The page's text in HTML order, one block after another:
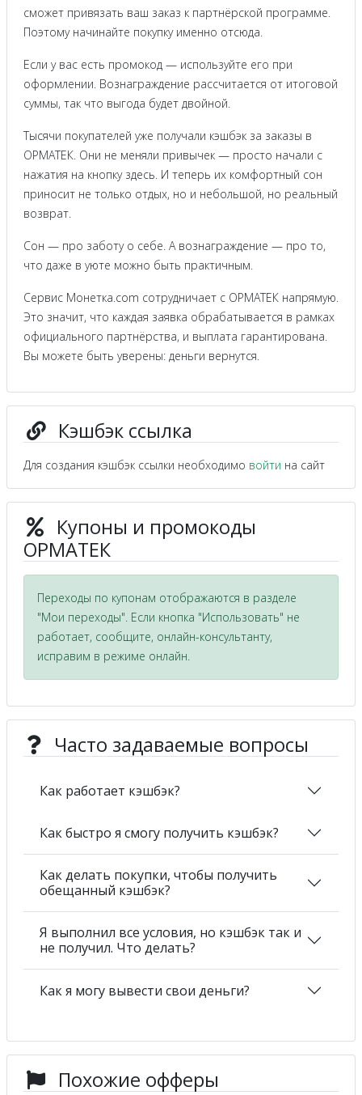
сможет привязать ваш заказ к партнёрской программе.
Поэтому начинайте покупку именно отсюда.
Если у вас есть промокод — используйте его при
оформлении. Вознаграждение рассчитается от итоговой
суммы, так что выгода будет двойной.
Тысячи покупателей уже получали кэшбэк за заказы в
ОРМАТЕК. Они не меняли привычек — просто начали с
нажатия на кнопку здесь. И теперь их комфортный сон
приносит не только отдых, но и небольшой, но реальный
возврат.
Сон — про заботу о себе. А вознаграждение — про то,
что даже в уюте можно быть практичным.
Сервис Монетка.com сотрудничает с ОРМАТЕК напрямую.
Это значит, что каждая заявка обрабатывается в рамках
официального партнёрства, и выплата гарантирована.
Вы можете быть уверены: деньги вернутся.
Кэшбэк ссылка
Для создания кэшбэк ссылки необходимо войти на сайт
Купоны и промокоды
ОРМАТЕК
Переходы по купонам отображаются в разделе
"Мои переходы". Если кнопка "Использовать" не
работает, сообщите, онлайн-консультанту,
исправим в режиме онлайн.
Часто задаваемые вопросы
Как работает кэшбэк?
Как быстро я смогу получить кэшбэк?
Как делать покупки, чтобы получить
обещанный кэшбэк?
Я выполнил все условия, но кэшбэк так и
не получил. Что делать?
Как я могу вывести свои деньги?
Похожие офферы